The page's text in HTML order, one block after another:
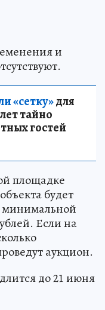
и
«сетку»для
тайно
гостей
площадке
будет
минимальной
Если на
аукцион.
до 21 июня